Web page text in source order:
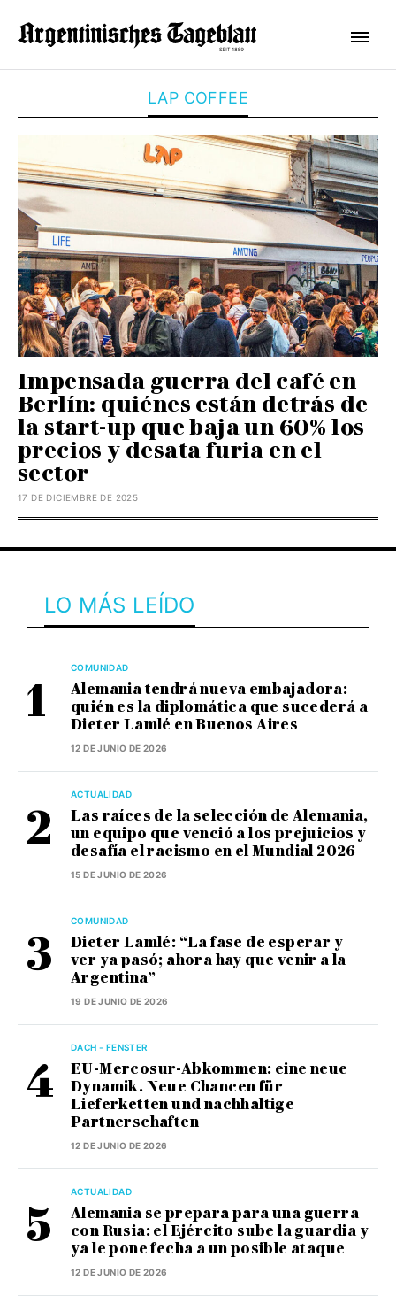
LAP COFFEE
Impensada guerra del café en
Berlín: quiénes están detrás de
la start-up que baja un 60% los
precios y desata furia en el
sector
17 DE DICIEMBRE DE 2025
LO MÁS LEÍDO
COMUNIDAD
Alemania tendrá nueva embajadora:
quién es la diplomática que sucederá a
Dieter Lamlé en Buenos Aires
12 DE JUNIO DE 2026
ACTUALIDAD
Las raíces de la selección de Alemania,
un equipo que venció a los prejuicios y
desafía el racismo en el Mundial 2026
15 DE JUNIO DE 2026
COMUNIDAD
Dieter Lamlé: “La fase de esperar y
ver ya pasó; ahora hay que venir a la
Argentina”
19 DE JUNIO DE 2026
DACH - FENSTER
EU-Mercosur-Abkommen: eine neue
Dynamik. Neue Chancen für
Lieferketten und nachhaltige
Partnerschaften
12 DE JUNIO DE 2026
ACTUALIDAD
Alemania se prepara para una guerra
con Rusia: el Ejército sube la guardia y
ya le pone fecha a un posible ataque
12 DE JUNIO DE 2026